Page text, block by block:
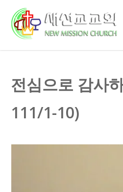
전심으로 감사
111/1-10)